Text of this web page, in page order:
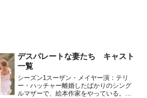
デスパレートな妻たち キャスト
一覧
シーズン1スーザン・メイヤー演：テリ
ー・ハッチャー離婚したばかりのシング
ルマザーで、絵本作家をやっている。ウ